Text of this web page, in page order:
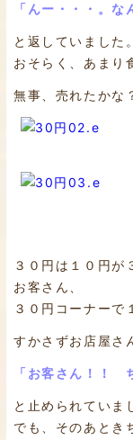
「んー・・・。な
と返していました。
おそらく、あまり
無事、売れたかな
３０円は１０円が
お客さん、
３０円コーナーで
すかさずお店屋さ
「お客さん！！
と止められていま
でも、そのあとき